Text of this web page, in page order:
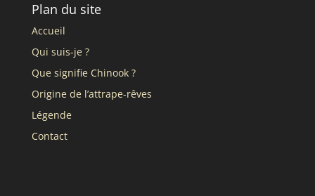
Plan du site
Accueil
Qui suis-je ?
Que signifie Chinook ?
Origine de l’attrape-rêves
Légende
Contact